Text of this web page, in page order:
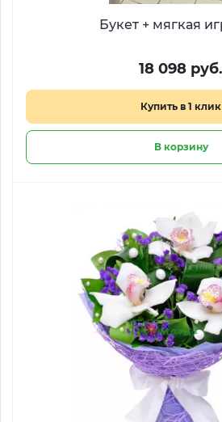
Букет + мягкая
18 098 руб.
Купить в 1 клик
В корзину